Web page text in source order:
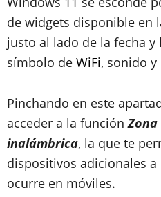
de widgets disponible en
justo al lado de la fecha y
símbolo de WiFi, sonido y
Pinchando en este
acceder a la función
inalámbrica, la que te
dispositivos adicionales
ocurre en móviles.